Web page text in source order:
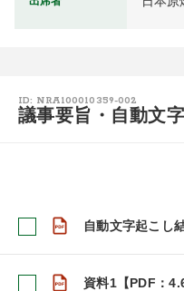
ID: NRA100010359-002
議事要旨・自動文
自動文字起こし
資料1【PDF：